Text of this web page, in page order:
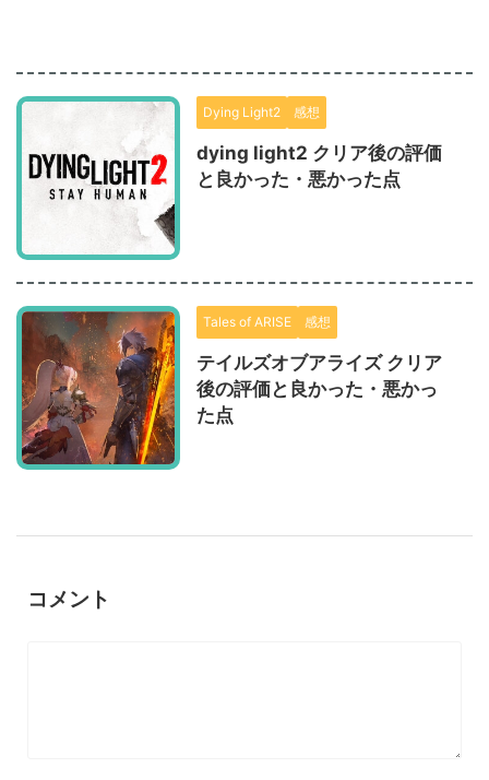
Dying Light2 感想
dying light2 クリア後の評価
と良かった・悪かった点
Tales of ARISE 感想
テイルズオブアライズ クリア
後の評価と良かった・悪かっ
た点
コメント